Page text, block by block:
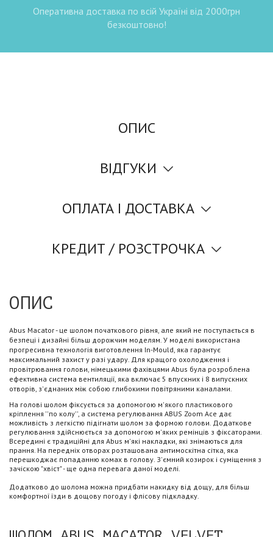
Оперативна доставка по всій Україні від 2000грн
безкоштовно!
ОПИС
ВІДГУКИ
ОПЛАТА І ДОСТАВКА
КРЕДИТ / РОЗСТРОЧКА
ОПИС
Abus Macator - це шолом початкового рівня, але який не поступається в
безпеці і дизайні більш дорожчим моделям. У моделі використана
прогресивна технологія виготовлення In-Mould, яка гарантує
максимальний захист у разі удару. Для кращого охолодження і
провітрювання голови, німецькими фахівцями Abus була розроблена
ефективна система вентиляції, яка включає 5 впускних і 8 випускних
отворів, з'єднаних між собою глибокими повітряними каналами.
На голові шолом фіксується за допомогою м'якого пластикового
кріплення ''по колу'', а система регулювання ABUS Zoom Ace дає
можливість з легкістю підігнати шолом за формою голови. Додаткове
регулювання здійснюється за допомогою м'яких ремінців з фіксаторами.
Всередині є традиційні для Abus м'які накладки, які знімаються для
прання. На передніх отворах розташована антимоскітна сітка, яка
перешкоджає попаданню комах в голову. З'ємний козирок і суміщення з
зачіскою "хвіст" - ще одна перевага даної моделі.
Додатково до шолома можна придбати накидку від дощу, для більш
комфортної їзди в дощову погоду і флісову підкладку.